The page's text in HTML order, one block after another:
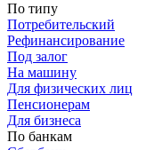
По типу
Потребительский
Рефинансирование
Под залог
На машину
Для физических лиц
Пенсионерам
Для бизнеса
По банкам